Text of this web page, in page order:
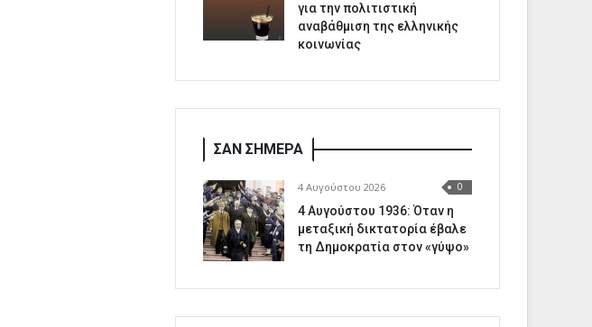
για την πολιτιστική
αναβάθμιση της ελληνικής
κοινωνίας
ΣΑΝ ΣΗΜΕΡΑ
4 Αυγούστου 2026 0
4 Αυγούστου 1936: Όταν η
μεταξική δικτατορία έβαλε
τη Δημοκρατία στον «γύψο»